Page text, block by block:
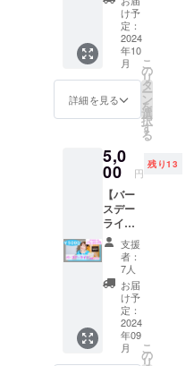
ステッ
カー /
46×61
mm・
素材：
どちら
もアー
ト紙) ⑤
バーバ
ンド (画
像参
照・サ
イズ：
タテ21
ミリ×ヨ
コ208ミ
リ・素
材：ポ
リ塩化
ビニー
ル・
色：ク
リア)閉
〈2曲入
り〉 収
録曲
01.Like
Firewor
ks
02.1m
年7月発
り
「Sum
mer
Hug」
をお送
りする
プラン
です。
ミニア
ルバム
に加
え、
Acherie
よりサ
①2023
年2月3
日発売2
曲入り
限定
single
「SHA
DOW」
の
イン入
り)と限
定ポス
トカー
ドを郵
送。
②Ache
rieより
サン
キュー
カード
を同
封。
2023年
2月3日
け予
定：
2024
年10
月
詳細を見る
こ
の
リ
タ
ー
ン
を
選
択
す
る
5,0
00 円
残り13
【バー
スデー
ライブ
応援プ
ラン】
リター
ン内
容：
①Ache
rieバー
スデー
ライブ
支援
者：
7人
お届
け予
定：
2024
年09
月
こ
の
リ